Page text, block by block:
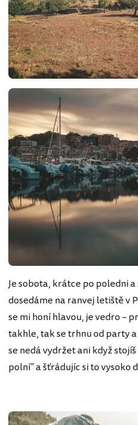
Je sobota, krátce po poledni
dosedáme na ranvej letiště v
se mi honí hlavou, je vedro –
takhle, tak se trhnu od party
se nedá vydržet ani když
polní“ a šťrádujíc si to vysoko